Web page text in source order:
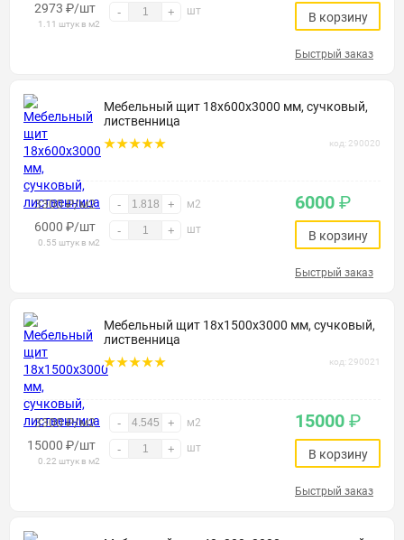
2973 ₽/шт
1.11 штук в м2
- + шт В корзину
Быстрый заказ
Мебельный щит 18х600х3000 мм, сучковый,
лиственница
код: 290020
3300 ₽/м2 - + м2
6000 ₽/шт
0.55 штук в м2
- + шт
6000 ₽
В корзину
Быстрый заказ
Мебельный щит 18х1500х3000 мм, сучковый,
лиственница
код: 290021
3300 ₽/м2 - + м2
15000 ₽/шт
0.22 штук в м2
- + шт
15000 ₽
В корзину
Быстрый заказ